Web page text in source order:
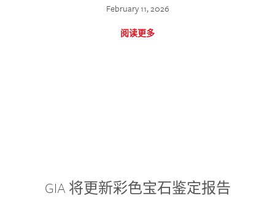
February 11, 2026
阅读更多
GIA 将更新彩色宝石鉴定报告